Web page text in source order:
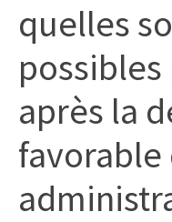
culture,
politique,
météo,
divers
initiatives
citoyennes
quelles
possibles
après la
favorable